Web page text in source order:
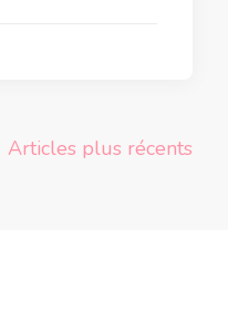
Articles plus récents